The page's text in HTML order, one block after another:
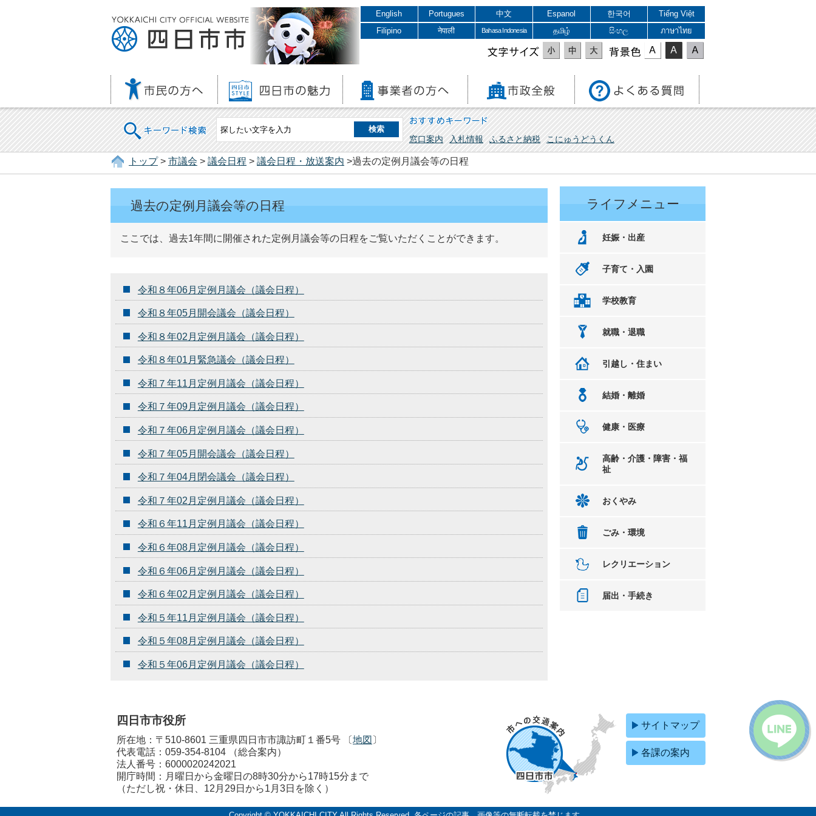
English Portugues 中文 Espanol 한국어
Tiếng Việt
Filipino
नेपाली Bahasa Indonesia தமிழ் සිංහල ภาษาไทย
文字サイズ 表示色
キーワード検索 おすすめキーワード
窓口案内 入札情報 ふるさと納税 こにゅうどうくん
トップ> 市議会 > 議会日程 > 議会日程・放送案内 >過去の定例月議会等の日程
過去の定例月議会等の日程
ここでは、過去1年間に開催された定例月議会等の日程をご覧いただくことができます。
令和８年06月定例月議会（議会日程）
令和８年05月開会議会（議会日程）
令和８年02月定例月議会（議会日程）
令和８年01月緊急議会（議会日程）
令和７年11月定例月議会（議会日程）
令和７年09月定例月議会（議会日程）
令和７年06月定例月議会（議会日程）
令和７年05月開会議会（議会日程）
令和７年04月閉会議会（議会日程）
令和７年02月定例月議会（議会日程）
令和６年11月定例月議会（議会日程）
令和６年08月定例月議会（議会日程）
令和６年06月定例月議会（議会日程）
令和６年02月定例月議会（議会日程）
令和５年11月定例月議会（議会日程）
令和５年08月定例月議会（議会日程）
令和５年06月定例月議会（議会日程）
ライフメニュー
妊娠・出産
子育て・入園
学校教育
就職・退職
引越し・住まい
結婚・離婚
健康・医療
高齢・介護・障害・福
祉
おくやみ
ごみ・環境
レクリエーション
届出・手続き
四日市市役所
所在地：〒510-8601 三重県四日市市諏訪町１番5号 〔地図 〕
代表電話： 059-354-8104
（総合案内）
法人番号：6000020242021
開庁時間：月曜日から金曜日の8時30分から17時15分まで
（ただし祝・休日、12月29日から1月3日を除く）
サイトマップ
各課の案内